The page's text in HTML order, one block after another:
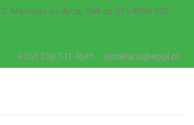
Mamede de Arca, 768-ap 51 | 4990-202
+351 258 741 404* secretaria@eppl.pt